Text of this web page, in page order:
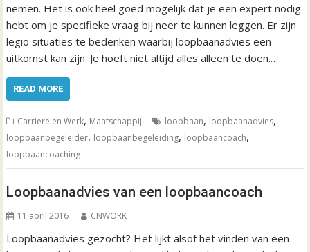
nemen. Het is ook heel goed mogelijk dat je een expert nodig
hebt om je specifieke vraag bij neer te kunnen leggen. Er zijn
legio situaties te bedenken waarbij loopbaanadvies een
uitkomst kan zijn. Je hoeft niet altijd alles alleen te doen.…
READ MORE
Carriere en Werk, Maatschappij loopbaan, loopbaanadvies,
loopbaanbegeleider, loopbaanbegeleiding, loopbaancoach,
loopbaancoaching
Loopbaanadvies van een loopbaancoach
11 april 2016 CNWORK
Loopbaanadvies gezocht? Het lijkt alsof het vinden van een